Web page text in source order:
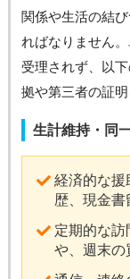
関係や生活の結
ればなりません
受理されず、以
拠や第三者の証明
生計維持・同
経済的な援
歴、現金書
定期的な訪
や、週末の